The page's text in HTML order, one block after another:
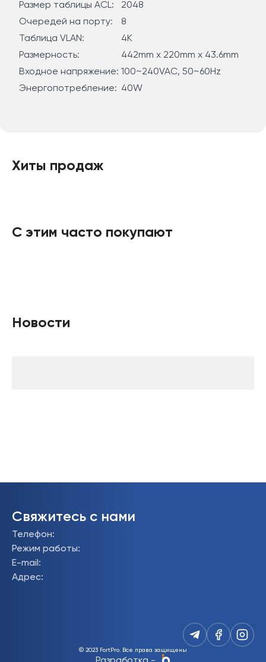
Размер таблицы ACL:
2048
Очередей на порту:
8
Таблица VLAN:
4K
Размерность:
442mm x 220mm x 43.6mm
Входное напряжение: 100~240VAC, 50~60Hz
Энергопотребление: 40W
Хиты продаж
С этим часто покупают
Новости
Свяжитесь с нами
Телефон:
Режим работы:
E-mail :
Адрес:
© 2023 FortPro. Все права защищены